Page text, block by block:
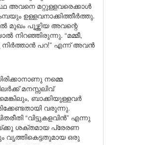
മറ്റുള്ളവരെക്കാൾ
ഉള്ളവനാക്കിത്തീർത്തു.
മുഖം പൂഴ്ത്തിയ അവന്റെ
“മമ്മീ,
പറ!” എന്ന് അവൻ
നമ്മെ
മനസ്സലിവ്
ബാക്കിയുള്ളവർ
വരുന്നു.
“വിട്ടുകളവിൻ” എന്നു
ശക്തമായ പ്രേരണ
വൃത്തികെട്ടതുമായ ഒരു